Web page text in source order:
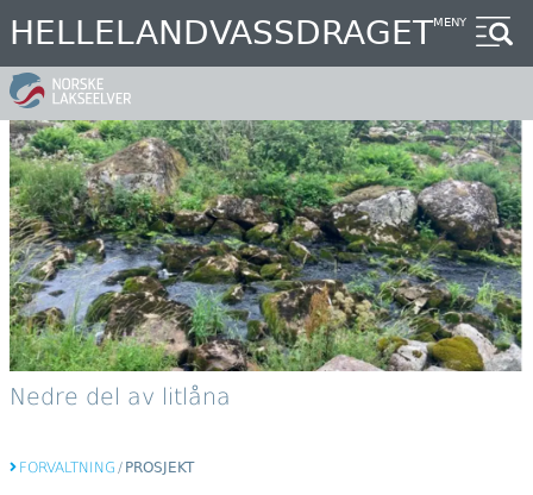
Hopp
til
hovedinnhold
HELLELANDVASSDRAGETMENY
Nedre del av litlåna
FORVALTNING / PROSJEKT